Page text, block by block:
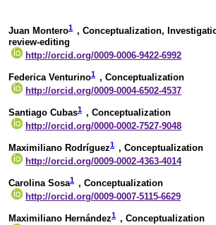
Juan Montero1 , Conceptualization,
review-editing
http://orcid.org/0009-0006-9422-6992
Federica Venturino1 , Conceptualization
http://orcid.org/0009-0004-6502-4537
Santiago Cubas1 , Conceptualization
http://orcid.org/0000-0002-7527-9048
Maximiliano Rodríguez1 , Conceptualization
http://orcid.org/0009-0002-4363-4014
Carolina Sosa1 , Conceptualization
http://orcid.org/0009-0007-5115-6629
Maximiliano Hernández1 , Conceptualization